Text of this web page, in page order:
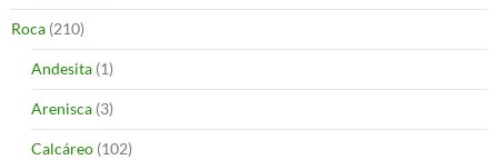
Roca (210)
Andesita (1)
Arenisca (3)
Calcáreo (102)